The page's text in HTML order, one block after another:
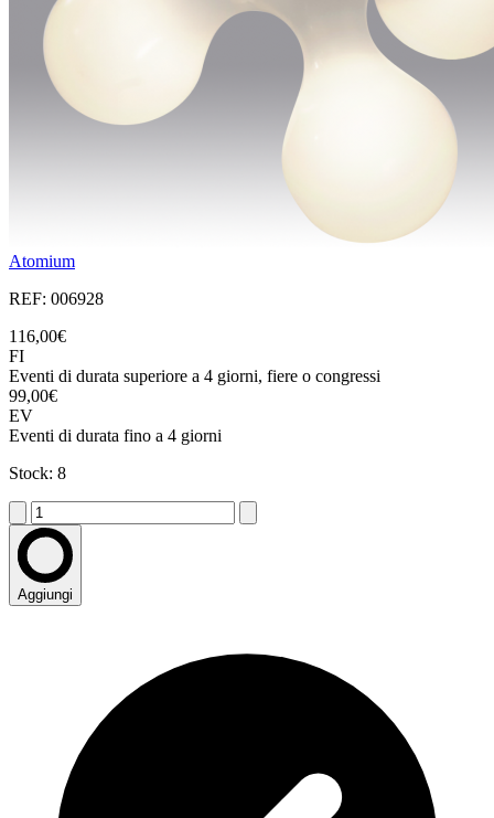
Atomium
REF: 006928
116,00€
FI
Eventi di durata superiore a 4 giorni, fiere o congressi
99,00€
EV
Eventi di durata fino a 4 giorni
Stock: 8
Aggiungi